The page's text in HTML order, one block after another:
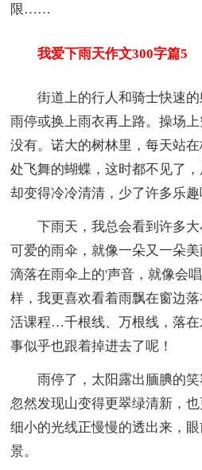
限……
我爱下雨天作文300字篇5
街道上的行人和骑士快速的
雨停或换上雨衣再上路。操场
没有。诺大的树林里，每天站
处飞舞的蝴蝶，这时都不见了
却变得冷冷清清，少了许多乐趣
下雨天，我总会看到许多大
可爱的雨伞，就像一朵又一朵
滴落在雨伞上的'声音，就像会
样，我更喜欢看着雨飘在窗边
活课程…千根线、万根线，落
事似乎也跟着掉进去了呢！
雨停了，太阳露出腼腆的笑
忽然发现山变得更翠绿清新，
细小的光线正慢慢的透出来，
景。